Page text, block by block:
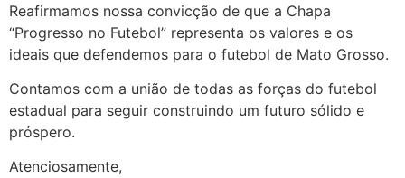
Reafirmamos nossa convicção de que a Chapa
“Progresso no Futebol” representa os valores e os
ideais que defendemos para o futebol de Mato Grosso.
Contamos com a união de todas as forças do futebol
estadual para seguir construindo um futuro sólido e
próspero.
Atenciosamente,